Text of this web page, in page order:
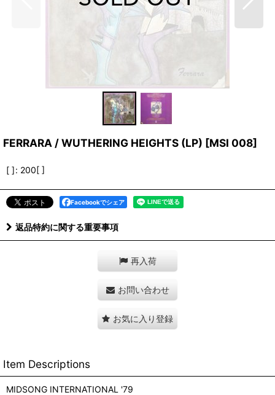
FERRARA / WUTHERING HEIGHTS (LP) [MSI 008]
[ ]: 200[ ]
Facebookでシェア
返品特約に関する重要事項
再入荷
お問い合わせ
お気に入り登録
Item Descriptions
MIDSONG INTERNATIONAL '79